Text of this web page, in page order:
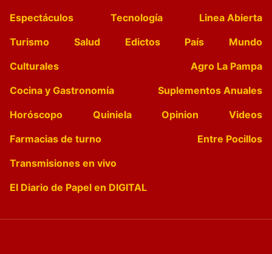
Espectáculos
Tecnología
Linea Abierta
Turismo
Salud Edictos País
Mundo
Culturales
Agro La Pampa
Cocina y Gastronomía
Suplementos Anuales
Horóscopo
Quiniela Opinion
Videos
Farmacias de turno
Entre Pocillos
Transmisiones en vivo
El Diario de Papel en DIGITAL